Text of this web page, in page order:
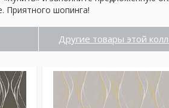
Приятного шопинга!
Другие товары этой